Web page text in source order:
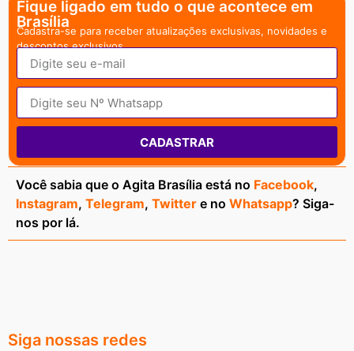
Fique ligado em tudo o que acontece em
Brasília
Cadastra-se para receber atualizações exclusivas, novidades e
descontos exclusivos.
CADASTRAR
Você sabia que o Agita Brasília está no Facebook,
Instagram, Telegram, Twitter e no Whatsapp? Siga-
nos por lá.
Siga nossas redes